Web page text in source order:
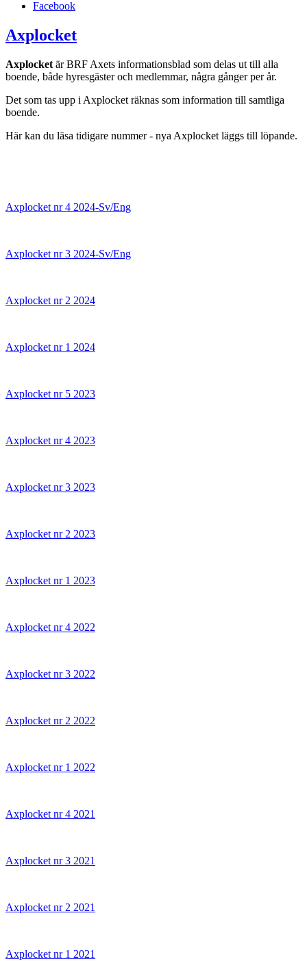
Facebook
Axplocket
Axplocket är BRF Axets informationsblad som delas ut till alla
boende, både hyresgäster och medlemmar, några gånger per år.
Det som tas upp i Axplocket räknas som information till samtliga
boende.
Här kan du läsa tidigare nummer - nya Axplocket läggs till löpande.
Axplocket nr 4 2024-Sv/Eng
Axplocket nr 3 2024-Sv/Eng
Axplocket nr 2 2024
Axplocket nr 1 2024
Axplocket nr 5 2023
Axplocket nr 4 2023
Axplocket nr 3 2023
Axplocket nr 2 2023
Axplocket nr 1 2023
Axplocket nr 4 2022
Axplocket nr 3 2022
Axplocket nr 2 2022
Axplocket nr 1 2022
Axplocket nr 4 2021
Axplocket nr 3 2021
Axplocket nr 2 2021
Axplocket nr 1 2021